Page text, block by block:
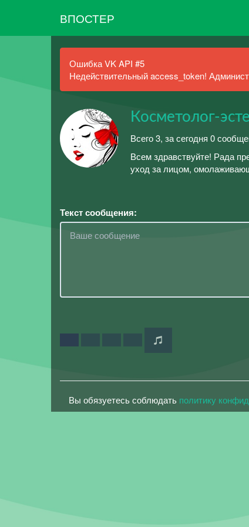
ВПОСТЕР
Ошибка VK API #5
Недействительный access_token!
Косметолог-
Всего 3, за сегодня 0
Всем здравствуйте! Рада
уход за лицом,
Текст сообщения:
Вы обязуетесь соблюдать политику